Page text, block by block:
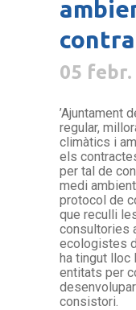
05 febr.
’Ajuntament
regular,
climàtics i
els
per tal de
medi
protocol de
que reculli
consultories
ecologistes
ha tingut lloc
entitats per
consistori.